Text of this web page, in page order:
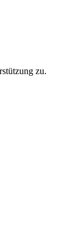
zu.